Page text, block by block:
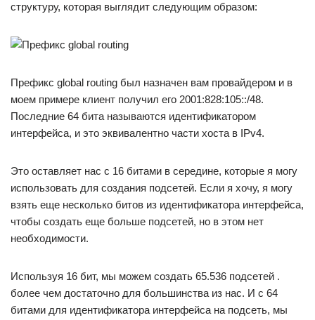
структуру, которая выглядит следующим образом:
Префикс global routing был назначен вам провайдером и в
моем примере клиент получил его 2001:828:105::/48.
Последние 64 бита называются идентификатором
интерфейса, и это эквивалентно части хоста в IPv4.
Это оставляет нас с 16 битами в середине, которые я могу
использовать для создания подсетей. Если я хочу, я могу
взять еще несколько битов из идентификатора интерфейса,
чтобы создать еще больше подсетей, но в этом нет
необходимости.
Используя 16 бит, мы можем создать 65.536 подсетей .
более чем достаточно для большинства из нас. И с 64
битами для идентификатора интерфейса на подсеть, мы